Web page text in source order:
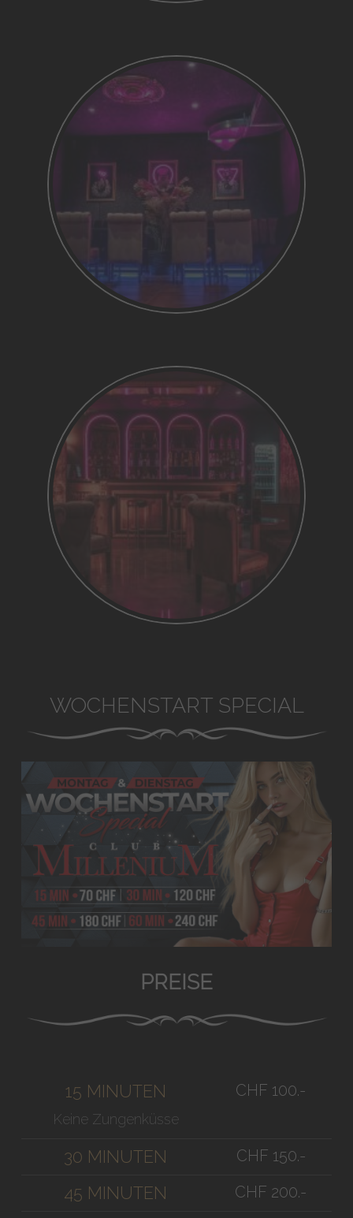
WOCHENSTART SPECIAL
PREISE
15 MINUTEN
Keine Zungenküsse
CHF 100.-
30 MINUTEN CHF 150.-
45 MINUTEN CHF 200.-